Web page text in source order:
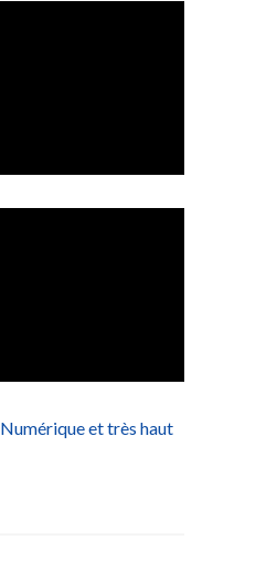
Numérique et très haut